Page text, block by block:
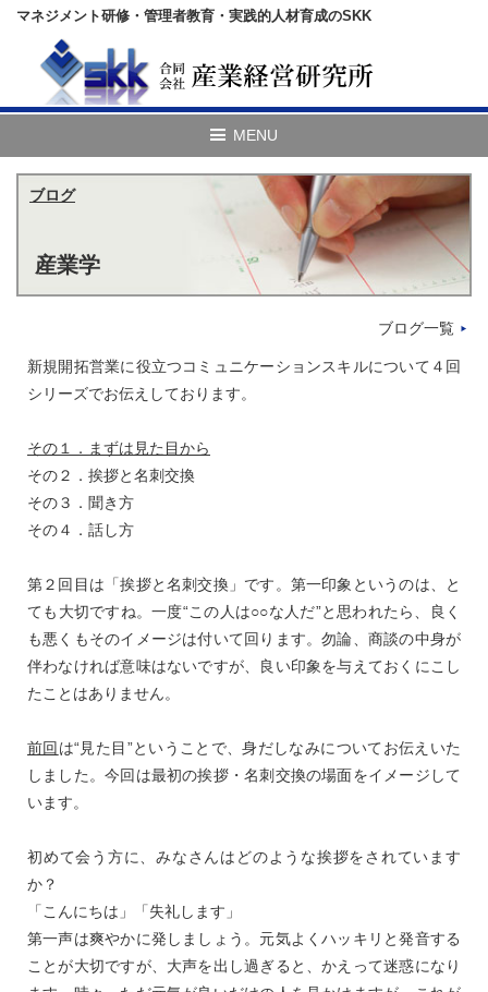
マネジメント研修・管理者教育・実践的人材育成のSKK
ブログ
産業学
ブログ一覧
新規開拓営業に役立つコミュニケーションスキルについて４回
シリーズでお伝えしております。
その１．まずは見た目から
その２．挨拶と名刺交換
その３．聞き方
その４．話し方
第２回目は「挨拶と名刺交換」です。第一印象というのは、と
ても大切ですね。一度“この人は○○な人だ”と思われたら、良く
も悪くもそのイメージは付いて回ります。勿論、商談の中身が
伴わなければ意味はないですが、良い印象を与えておくにこし
たことはありません。
前回は“見た目”ということで、身だしなみについてお伝えいた
しました。今回は最初の挨拶・名刺交換の場面をイメージして
います。
初めて会う方に、みなさんはどのような挨拶をされています
か？
「こんにちは」「失礼します」
第一声は爽やかに発しましょう。元気よくハッキリと発音する
ことが大切ですが、大声を出し過ぎると、かえって迷惑になり